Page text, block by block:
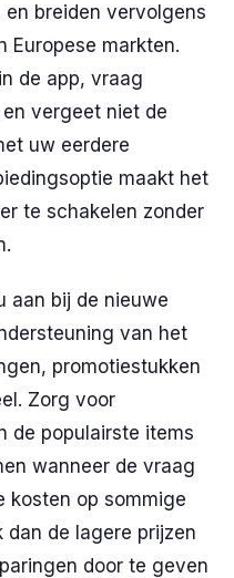
breiden vervolgens
Europese markten.
de app, vraag
vergeet niet de
uw eerdere
maakt het
te schakelen zonder
aan bij de nieuwe
van het
promotiestukken
Zorg voor
de populairste items
wanneer de vraag
kosten op sommige
dan de lagere prijzen
door te geven